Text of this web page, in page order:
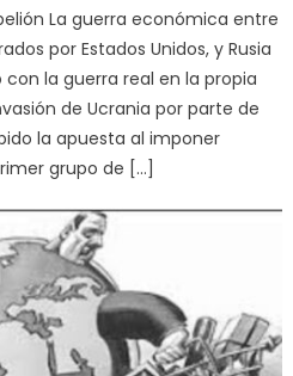
La guerra económica entre
por Estados Unidos, y Rusia
la guerra real en la propia
de Ucrania por parte de
la apuesta al imponer
grupo de […]